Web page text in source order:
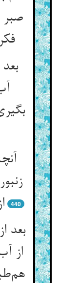
صبر
440
بعد
از